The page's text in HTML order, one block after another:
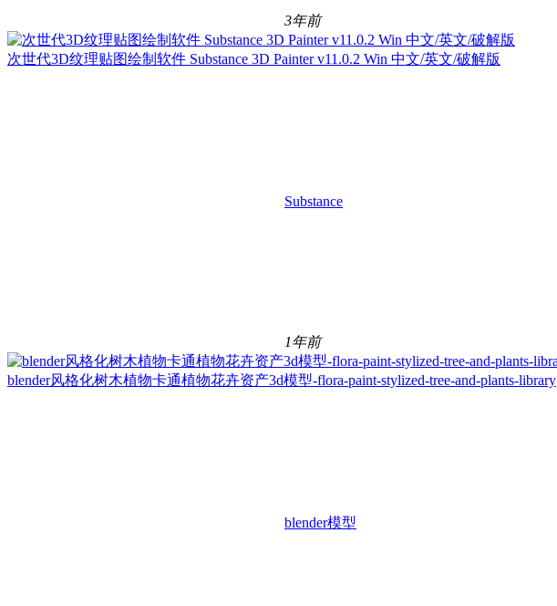
3年前
次世代3D纹理贴图绘制软件 Substance 3D Painter v11.0.2 Win 中文/英文/破解版
Substance
1年前
blender风格化树木植物卡通植物花卉资产3d模型-flora-paint-stylized-tree-and-plants-library
blender模型